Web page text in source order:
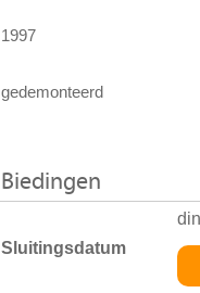
1997
gedemonteerd
Biedingen
Sluitingsdatum